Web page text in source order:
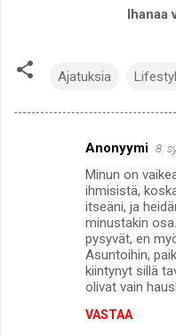
Ihanaa
Ajatuksia
Anonyymi 8.
Minun on
ihmisistä,
itseäni, ja
minustakin
pysyvät, en
Asuntoihin,
kiintynyt sillä
olivat vain
VASTAA